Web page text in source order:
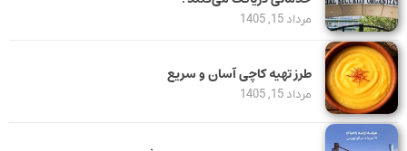
مرداد 15, 1405
طرز تهیه کاچی آسان و سریع
مرداد 15, 1405